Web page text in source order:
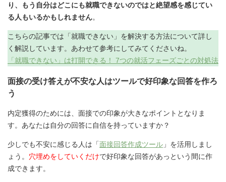
り、もう自分はどこにも就職できないのではと絶望感を感じてい
る人もいるかもしれません。
こちらの記事では「就職できない」を解決する方法について詳し
く解説しています。あわせて参考にしてみてくださいね。
「就職できない」は打開できる！ 7つの就活フェーズごとの対処法
面接の受け答えが不安な人はツールで好印象な回答を作ろ
う
内定獲得のためには、面接での印象が大きなポイントとなりま
す。あなたは自分の回答に自信を持っていますか？
少しでも不安に感じる人は「面接回答作成ツール 」を活用しまし
ょう。 穴埋めをしていくだけで好印象な回答があっという間に作
成できます。